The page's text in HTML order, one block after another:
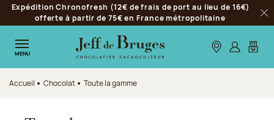
Aller à la navigation
Aller au contenu principal
Aller au pied de page
Expédition Chronofresh (12€ de frais de port au lieu de 16€)
offerte à partir de 75€ en France métropolitaine
MENU Nos boutiques
S’identifier
Mon
Accueil Chocolat Toute la gamme